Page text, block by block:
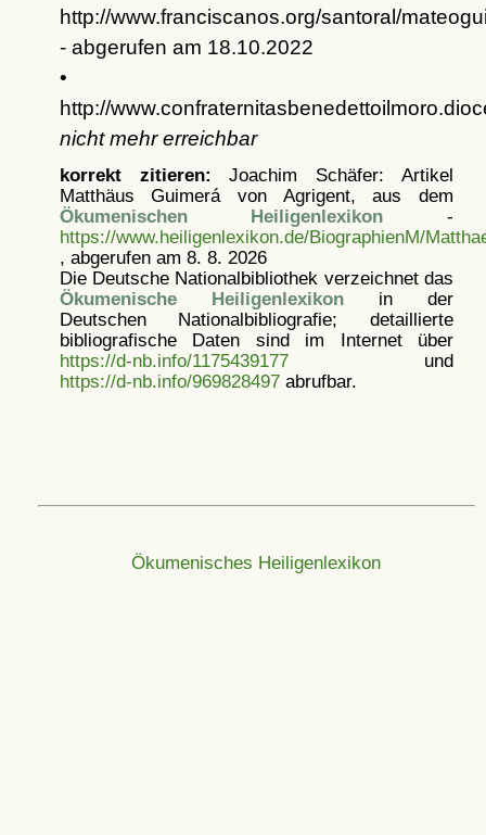
http://www.franciscanos.org/santoral/
- abgerufen am 18.10.2022
•
http://
nicht mehr erreichbar
korrekt zitieren: Joachim Schäfer: Artikel
Matthäus Guimerá von Agrigent, aus dem
Ökumenischen Heiligenlexikon -
https://www.heiligenlexikon.de/BiographienM/
, abgerufen am 8. 8. 2026
Die Deutsche Nationalbibliothek verzeichnet das
Ökumenische Heiligenlexikonin der
Deutschen Nationalbibliografie; detaillierte
bibliografische Daten sind im Internet über
https://d-nb.info/1175439177und
https://d-nb.info/969828497abrufbar.
Ökumenisches Heiligenlexikon